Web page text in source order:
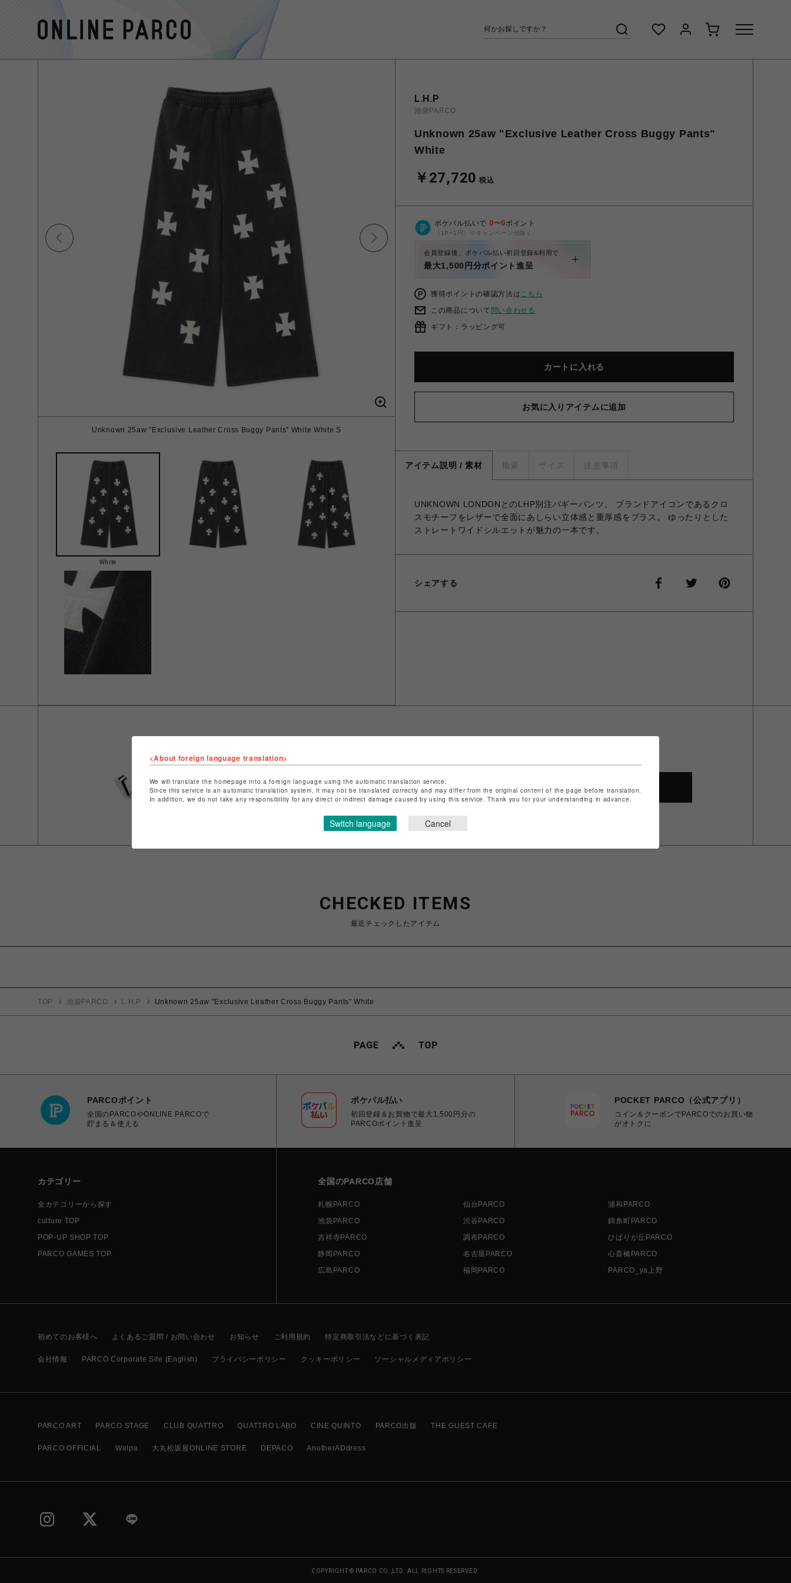
Unknown 25aw "Exclusive Leather Cross Buggy Pants" White White S
White
L.H.P
池袋PARCO
Unknown 25aw "Exclusive Leather Cross Buggy Pants"
White
￥27,720 税込
ポケパル払いで 0〜0ポイント
（1P=1円）※キャンペーン分除く
会員登録後、ポケパル払い初回登録&利用で
最大1,500円分ポイント進呈
獲得ポイントの確認方法はこちら
この商品について 問い合わせる
ギフト：ラッピング可
カートに入れる
お気に入りアイテムに追加
アイテム説明 / 素材 概要 サイズ 注意事項
UNKNOWN LONDONとのLHP別注バギーパンツ。 ブランドアイコンであるクロ
スモチーフをレザーで全面にあしらい立体感と重厚感をプラス。 ゆったりとした
ストレートワイドシルエットが魅力の一本です。
シェアする
ショップ名
特定商取引法など法令に基づく表記はこちら
ショップお問い合わせはこちら
SHOP TOP
CHECKED ITEMS
最近チェックしたアイテム
TOP 池袋PARCO L.H.P Unknown 25aw "Exclusive Leather Cross Buggy Pants" White
PARCOポイント
全国のPARCOやONLINE PARCOで
貯まる＆使える
ポケパル払い
初回登録＆お買物で最大1,500円分の
PARCOポイント進呈
POCKET PARCO（公式アプリ）
コイン＆クーポンでPARCOでのお買い物
がオトクに
カテゴリー
全カテゴリーから探す
culture TOP
POP-UP SHOP TOP
PARCO GAMES TOP
全国のPARCO店舗
札幌PARCO 仙台PARCO
浦和PARCO
池袋PARCO
渋谷PARCO
錦糸町PARCO
吉祥寺PARCO
調布PARCO
ひばりが丘PARCO
静岡PARCO
名古屋PARCO
心斎橋PARCO
広島PARCO
福岡PARCO PARCO_ya上野
初めてのお客様へ よくあるご質問 / お問い合わせ お知らせ ご利用規約 特定商取引法などに基づく表記
会社情報 PARCO Corporate Site (English) プライバシーポリシー クッキーポリシー ソーシャルメディアポリシー
PARCO ART PARCO STAGE CLUB QUATTRO QUATTRO LABO CINE QUINTO PARCO出版 THE GUEST CAFE
PARCO OFFICIAL Welpa 大丸松坂屋ONLINE STORE DEPACO AnotherADdress
COPYRIGHT © PARCO CO.,LTD. ALL RIGHTS RESERVED.
<About foreign language translation>
We will translate the homepage into a foreign language using the automatic translation service.
Since this service is an automatic translation system, it may not be translated correctly and may differ from the original content of the page before translation.
In addition, we do not take any responsibility for any direct or indirect damage caused by using this service. Thank you for your understanding in advance.
Switch language Cancel